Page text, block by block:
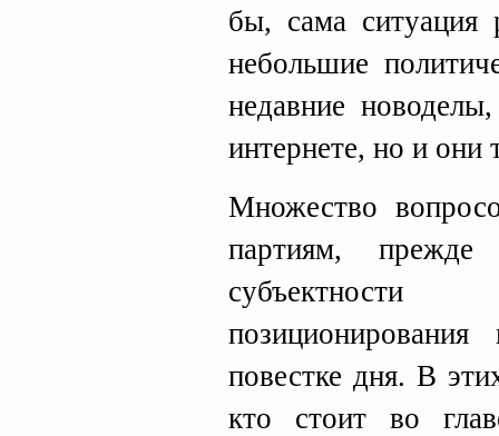
бы, сама ситуация
небольшие
недавние
интернете, но и они
Множество
партиям,
повестке дня. В
кто стоит во